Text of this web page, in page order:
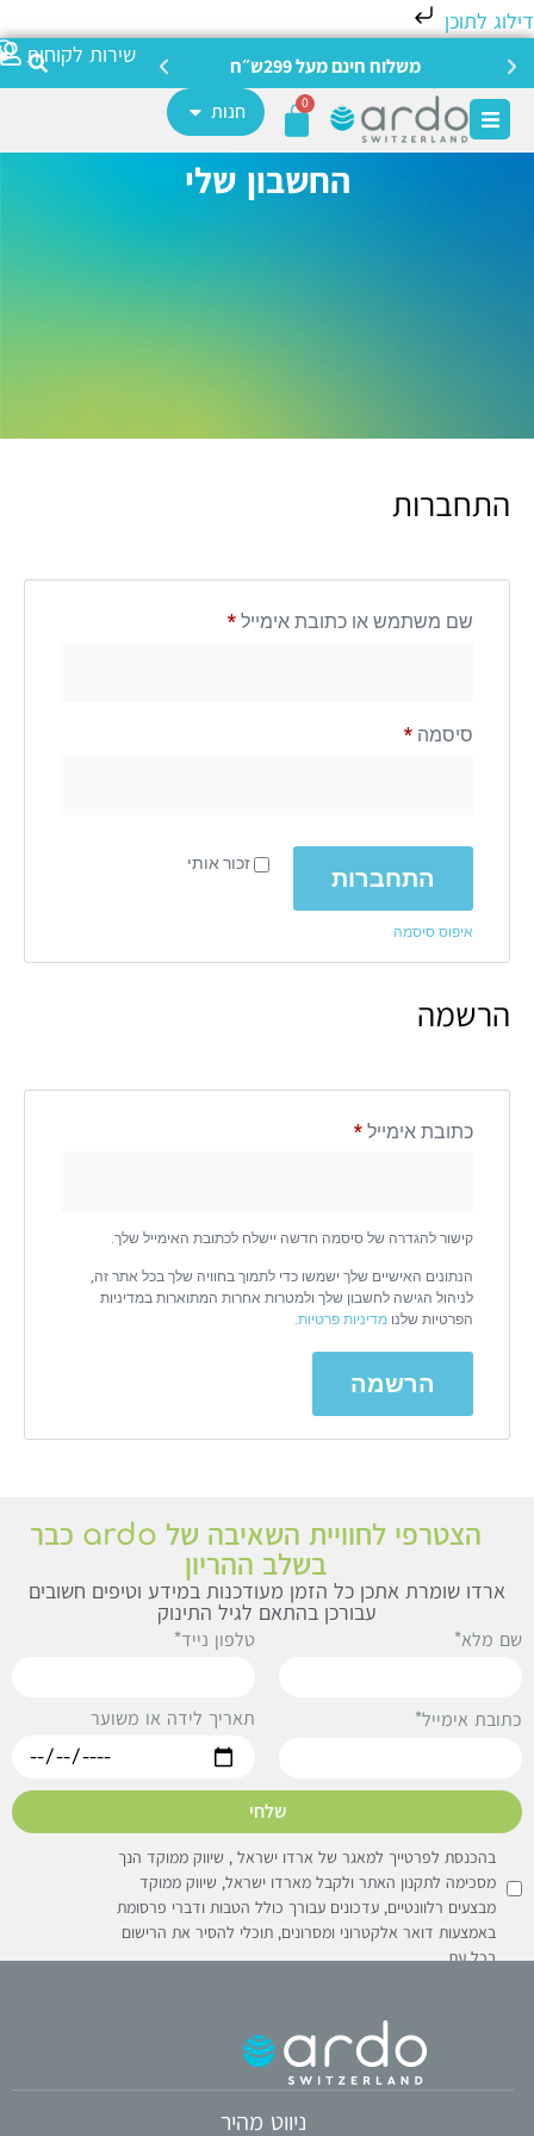
לתוכן
שירות לקוחות
משלוח חינם מעל 299ש״ח צריכה
חנות
החשבון שלי
התחברות
שם משתמש או כתובת אימייל*
סיסמה*
זכור אותי
התחברות
איפוס סיסמה
הרשמה
כתובת אימייל*
קישור להגדרה של סיסמה חדשה יישלח לכתובת האימייל שלך.
הנתונים האישיים שלך ישמשו כדי לתמוך בחוויה שלך בכל אתר זה,
לניהול הגישה לחשבון שלך ולמטרות אחרות המתוארות במדיניות
הפרטיות שלנומדיניות פרטיות.
הרשמה
הצטרפי לחוויית השאיבה של ardo כבר
בשלב ההריון
ארדו שומרת אתכן כל הזמן מעודכנות במידע וטיפים חשובים
עבורכן בהתאם לגיל התינוק
בהכנסת לפרטייך למאגר של ארדו ישראל , שיווק ממוקד הנך
מסכימה לתקנון האתר ולקבל מארדו ישראל, שיווק ממוקד
מבצעים רלוונטיים, עדכונים עבורך כולל הטבות ודברי פרסומת
באמצעות דואר אלקטרוני ומסרונים, תוכלי להסיר את הרישום
בכל עת
שם מלא* טלפון נייד*
כתובת אימייל* תאריך לידה או משוער
שלחי
ניווט מהיר